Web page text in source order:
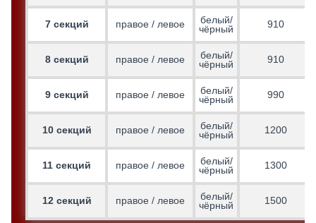
7 секций правое / левое
белый/
чёрный
910
8 секций правое / левое
белый/
чёрный
910
9 секций правое / левое
белый/
чёрный
990
10 секций правое / левое
белый/
чёрный
1200
11 секций правое / левое
белый/
чёрный
1300
12 секций правое / левое
белый/
чёрный
1500